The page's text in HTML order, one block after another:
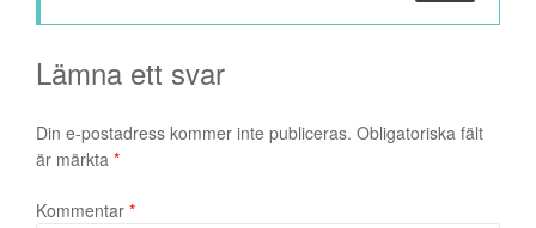
Lämna ett svar
Din e-postadress kommer inte publiceras. Obligatoriska fält
är märkta *
Kommentar *